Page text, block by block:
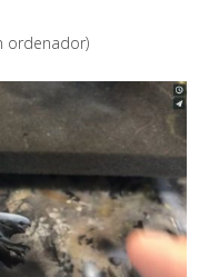
ordenador)